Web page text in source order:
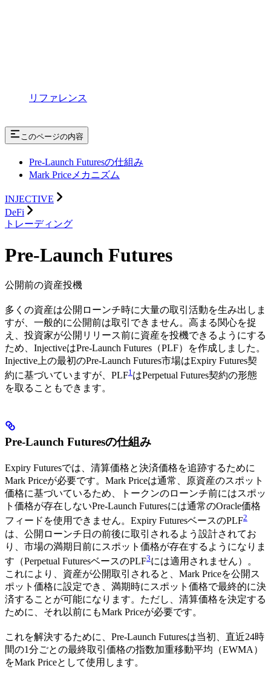
リファレンス
このページの内容
Pre-Launch Futuresの仕組み
Mark Priceメカニズム
INJECTIVE
DeFi
トレーディング
Pre-Launch Futures
公開前の資産投機
多くの資産は公開ローンチ時に大量の取引活動を生み出しま
すが、一般的に公開前は取引できません。高まる関心を捉
え、投資家が公開リリース前に資産を投機できるようにする
ため、InjectiveはPre-Launch Futures（PLF）を作成しました。
Injective上の最初のPre-Launch Futures市場はExpiry Futures契
約に基づいていますが、PLF1 はPerpetual Futures契約の形態
を取ることもできます。
Pre-Launch Futuresの仕組み
Expiry Futuresでは、清算価格と決済価格を追跡するために
Mark Priceが必要です。Mark Priceは通常、原資産のスポット
価格に基づいているため、トークンのローンチ前にはスポッ
ト価格が存在しないPre-Launch Futuresには通常のOracle価格
フィードを使用できません。Expiry FuturesベースのPLF2
は、公開ローンチ日の前後に取引されるよう設計されてお
り、市場の満期日前にスポット価格が存在するようになりま
す（Perpetual FuturesベースのPLF3には適用されません）。
これにより、資産が公開取引されると、Mark Priceを公開ス
ポット価格に設定でき、満期時にスポット価格で最終的に決
済することが可能になります。ただし、清算価格を決定する
ために、それ以前にもMark Priceが必要です。
これを解決するために、Pre-Launch Futuresは当初、直近24時
間の1分ごとの最終取引価格の指数加重移動平均（EWMA）
をMark Priceとして使用します。